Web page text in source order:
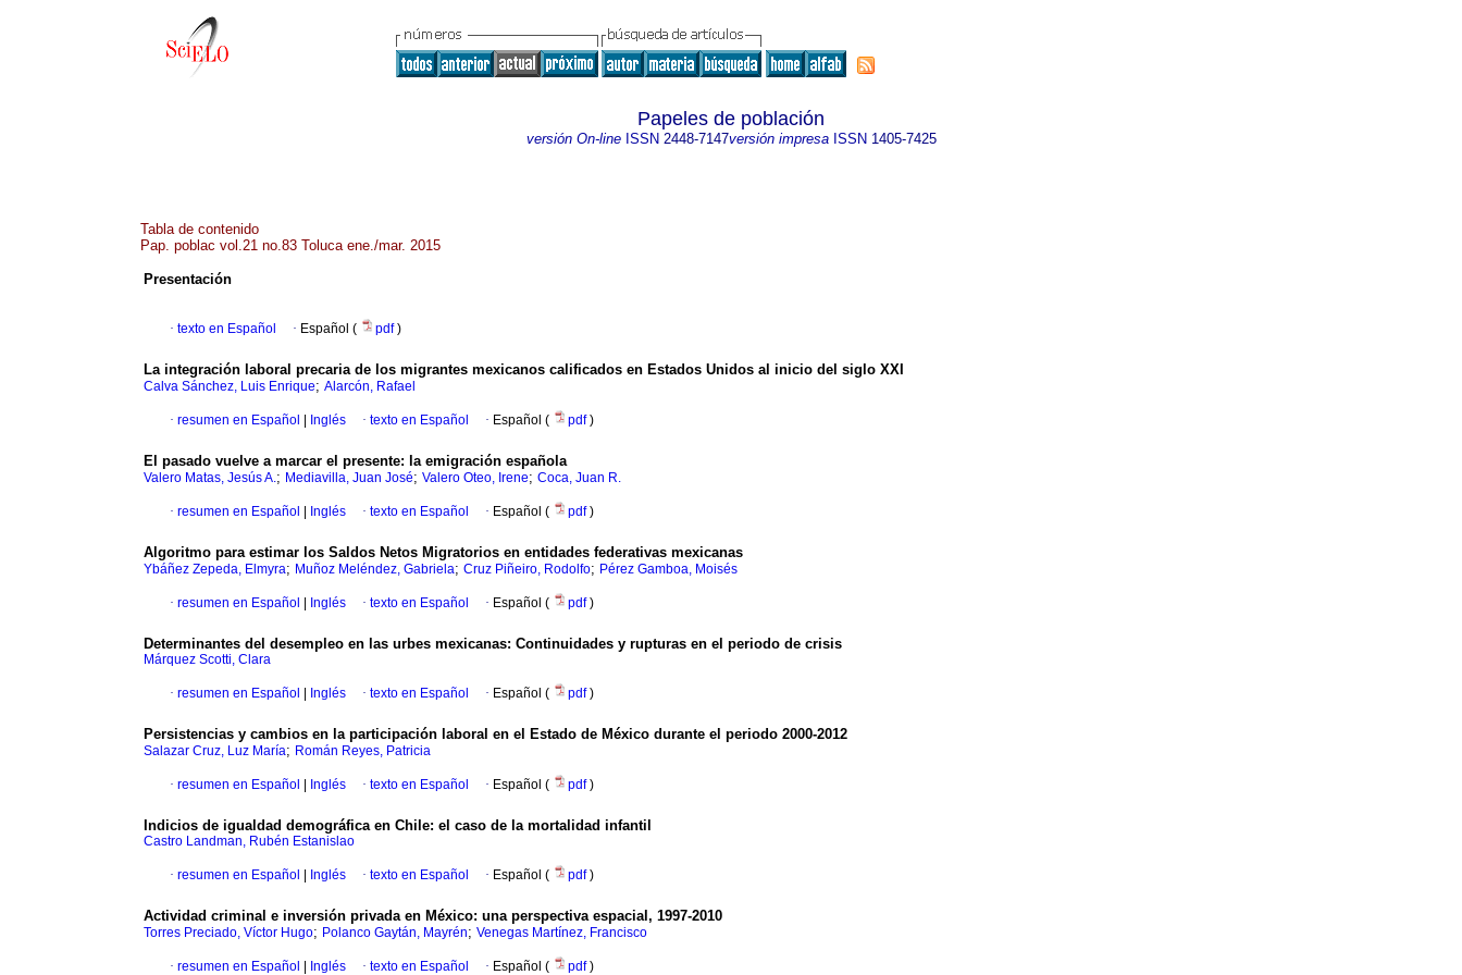
Papeles de población
versión On-lineISSN 2448-7147versión impresaISSN 1405-7425
Tabla de contenido
Pap. poblac vol.21 no.83 Toluca ene./mar. 2015
Presentación
· texto en Español · Español ( pdf)
La integración laboral precaria de los migrantes mexicanos calificados en Estados Unidos al inicio del siglo XXI
Calva Sánchez, Luis Enrique; Alarcón, Rafael
· resumen en Español Inglés · texto en Español · Español ( pdf)
El pasado vuelve a marcar el presente: la emigración española
Valero Matas, Jesús A.; Mediavilla, Juan José; Valero Oteo, Irene; Coca, Juan R.
· resumen en Español Inglés · texto en Español · Español ( pdf)
Algoritmo para estimar los Saldos Netos Migratorios en entidades federativas mexicanas
Ybáñez Zepeda, Elmyra; Muñoz Meléndez, Gabriela; Cruz Piñeiro, Rodolfo; Pérez Gamboa, Moisés
· resumen en Español Inglés · texto en Español · Español ( pdf)
Determinantes del desempleo en las urbes mexicanas: Continuidades y rupturas en el periodo de crisis
Márquez Scotti, Clara
· resumen en Español Inglés · texto en Español · Español ( pdf)
Persistencias y cambios en la participación laboral en el Estado de México durante el periodo 2000-2012
Salazar Cruz, Luz María; Román Reyes, Patricia
· resumen en Español Inglés · texto en Español · Español ( pdf)
Indicios de igualdad demográfica en Chile: el caso de la mortalidad infantil
Castro Landman, Rubén Estanislao
· resumen en Español Inglés · texto en Español · Español ( pdf)
Actividad criminal e inversión privada en México: una perspectiva espacial, 1997-2010
Torres Preciado, Víctor Hugo; Polanco Gaytán, Mayrén; Venegas Martínez, Francisco
· resumen en Español Inglés · texto en Español · Español ( pdf)